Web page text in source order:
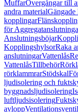
MuffarÖvergångar till
andra material
kopplingar
för
Anslutningsböjar
KopplingshylsorRaka
anslutningarVattenlås
VattenlåsTillbehör
rörklammrarStödskal
ljudisolering och
byggnadsljudisolering
luftljudsisolering
avlopp